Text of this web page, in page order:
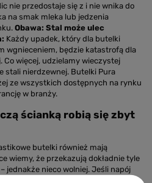
nie przedostaje się z i nie wnika do
na smak mleka lub jedzenia
Obawa: Stal może ulec
Każdy upadek, który dla butelki
wgnieceniem, będzie katastrofą dla
więcej, udzielamy wieczystej
stali nierdzewnej. Butelki Pura
ze wszystkich dostępnych na rynku
w branży.
ścianką robią się zbyt
butelki również mają
wiemy, że przekazują dokładnie tyle
jednakże nieco wolniej. Jeśli napój
że nie można jej dotknąć, z całą